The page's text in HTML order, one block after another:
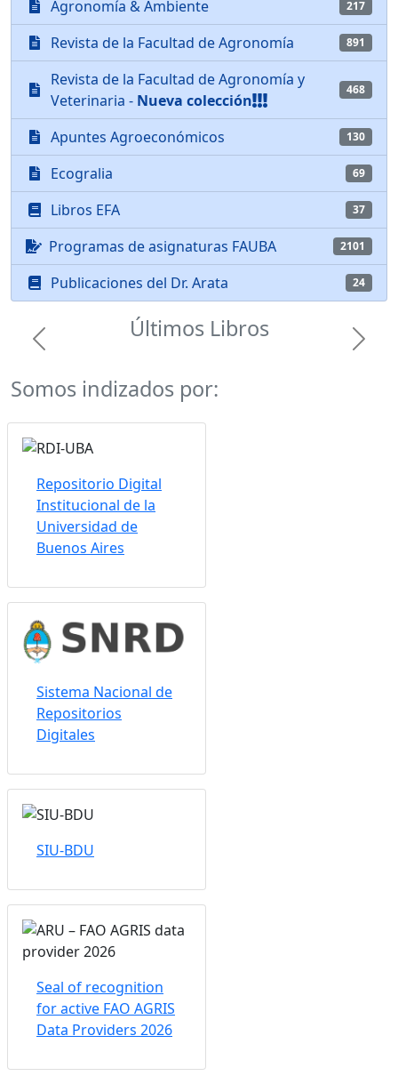
Agronomía & Ambiente 217
Revista de la Facultad de Agronomía 891
Revista de la Facultad de Agronomía y
Veterinaria - Nueva colección
468
Apuntes Agroeconómicos 130
Ecogralia 69
Libros EFA 37
Programas de asignaturas FAUBA 2101
Publicaciones del Dr. Arata 24
Últimos Libros
Previous Next
Somos indizados por:
Repositorio Digital
Institucional de la
Universidad de
Buenos Aires
Sistema Nacional de
Repositorios
Digitales
SIU-BDU
Seal of recognition
for active FAO AGRIS
Data Providers 2026